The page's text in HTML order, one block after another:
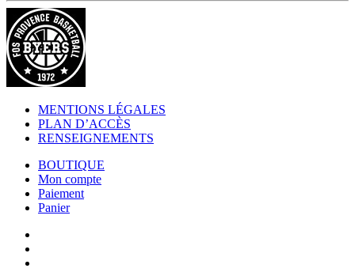
MENTIONS LÉGALES
PLAN D’ACCÈS
RENSEIGNEMENTS
BOUTIQUE
Mon compte
Paiement
Panier